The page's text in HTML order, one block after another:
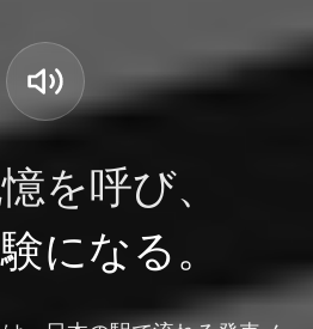
を呼び、
になる。